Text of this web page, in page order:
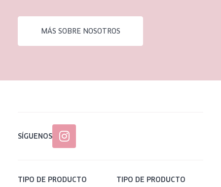
EDAD
MÁS SOBRE NOSOTROS
SÍGUENOS
TIPO DE PRODUCTO TIPO DE PRODUCTO